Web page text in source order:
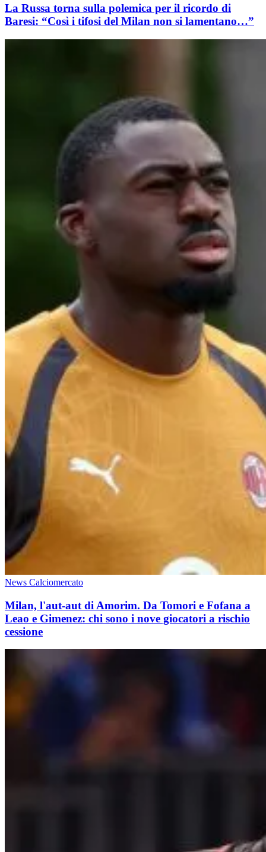
La Russa torna sulla polemica per il ricordo di
Baresi: “Così i tifosi del Milan non si lamentano…”
News Calciomercato
Milan, l'aut-aut di Amorim. Da Tomori e Fofana a
Leao e Gimenez: chi sono i nove giocatori a rischio
cessione